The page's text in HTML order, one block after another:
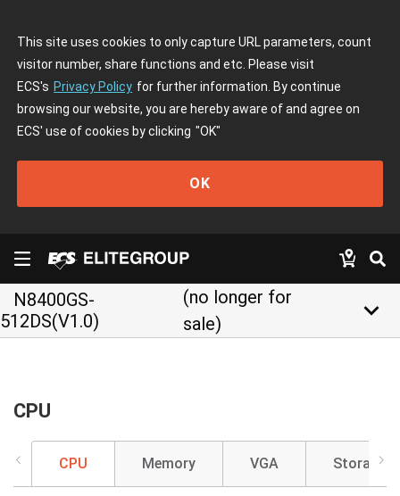
This site uses cookies to only capture URL parameters, count
visitor number, share functions and etc. Please visit
ECS's Privacy Policy for further information. By continue
browsing our website, you are hereby aware of and agree on
ECS' use of cookies by clicking "OK"
OK
N8400GS-
512DS(V1.0)
(no longer for
sale)
keyboard_arrow_down
CPU
CPU Memory VGA Storage